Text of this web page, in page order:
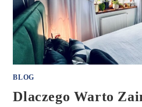
BLOG
Dlaczego Warto